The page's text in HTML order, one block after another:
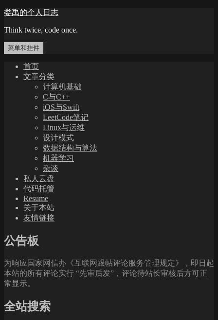
跳
内
容
娄禹的个人日志
Think twice, code once.
菜单和挂件
首页
文章分类
计算机基础
C与C++
iOS与Swift
LeetCode笔记
Linux与运维
设计模式
数据结构与算法
机器学习
杂谈
私人云盘
代码托管
Resume
关于本站
友情链接
公告板
为响应国家网信办《互联网跟帖评论服务管理规定》，即日起
本站的所有评论实行 “先审后发”，评论待站长审核后方可正
常显示。
全站搜索